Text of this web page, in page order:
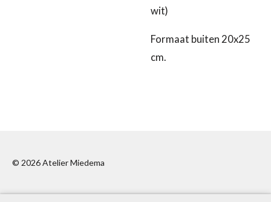
wit)
Formaat buiten 20x25
cm.
© 2026 Atelier Miedema